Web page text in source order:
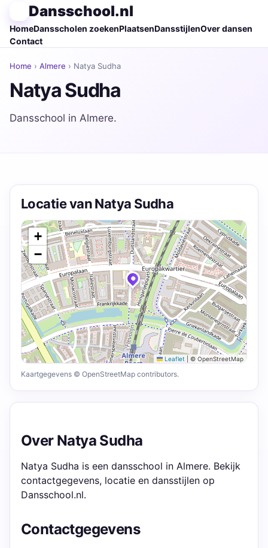
Dansschool.nl
HomeDansscholen zoekenPlaatsenDansstijlenOver dansen
Contact
Home › Almere › Natya Sudha
Natya Sudha
Dansschool in Almere.
Locatie van Natya Sudha
+
−
Leaflet © OpenStreetMap
Kaartgegevens © OpenStreetMap contributors.
Over Natya Sudha
Natya Sudha is een dansschool in Almere. Bekijk
contactgegevens, locatie en dansstijlen op
Dansschool.nl.
Contactgegevens